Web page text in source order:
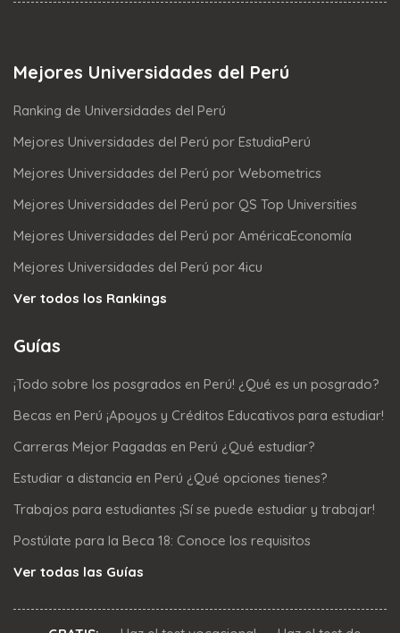
Mejores Universidades del Perú
Ranking de Universidades del Perú
Mejores Universidades del Perú por EstudiaPerú
Mejores Universidades del Perú por Webometrics
Mejores Universidades del Perú por QS Top Universities
Mejores Universidades del Perú por AméricaEconomía
Mejores Universidades del Perú por 4icu
Ver todos los Rankings
Guías
¡Todo sobre los posgrados en Perú! ¿Qué es un posgrado?
Becas en Perú ¡Apoyos y Créditos Educativos para estudiar!
Carreras Mejor Pagadas en Perú ¿Qué estudiar?
Estudiar a distancia en Perú ¿Qué opciones tienes?
Trabajos para estudiantes ¡Sí se puede estudiar y trabajar!
Postúlate para la Beca 18: Conoce los requisitos
Ver todas las Guías